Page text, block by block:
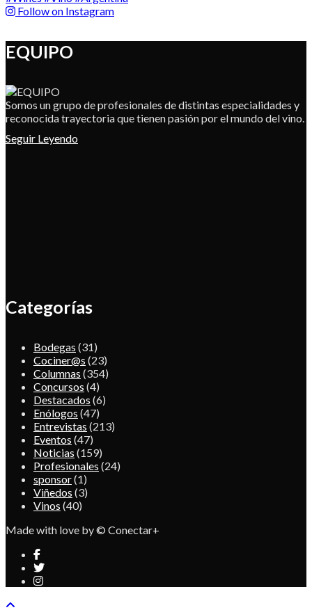
Follow on Instagram
EQUIPO
Somos un grupo de profesionales de distintas especialidades y
reconocida trayectoria que tienen pasión por el mundo del vino.
Seguir Leyendo
Categorías
Bodegas (31)
Cociner@s (23)
Columnas (354)
Concursos (4)
Destacados (6)
Enólogos (47)
Entrevistas (213)
Eventos (47)
Noticias (159)
Profesionales (24)
sponsor(1)
Viñedos (3)
Vinos (40)
Made with love by © Conectar+